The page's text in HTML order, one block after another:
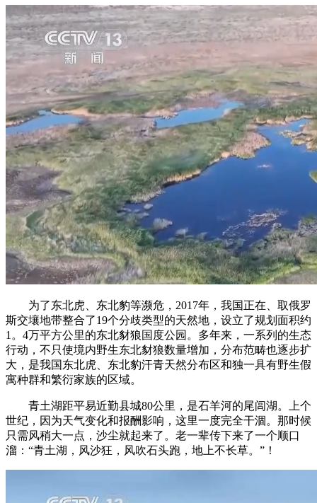
为了东北虎、东北豹等濒危，2017年，我国正在、取俄罗
斯交壤地带整合了19个分歧类型的天然地，设立了规划面积约
1。4万平方公里的东北豺狼国度公园。多年来，一系列的生态
行动，不只使境内野生东北豺狼数量增加，分布范畴也逐步扩
大，是我国东北虎、东北豹汗青天然分布区和独一具有野生假
寓种群和繁衍家族的区域。
青土湖距平易近勤县城80公里，是石羊河的尾闾湖。上个
世纪，因为天气变化和报酬影响，这里一度完全干涸。那时候
只需风稍大一点，沙尘就起来了。老一辈传下来了一个顺口
溜：“青土湖，风沙狂，风吹石头跑，地上不长草。”！